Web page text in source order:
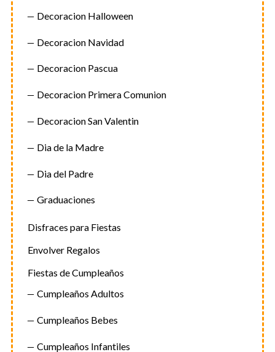
Decoracion Halloween
Decoracion Navidad
Decoracion Pascua
Decoracion Primera Comunion
Decoracion San Valentin
Dia de la Madre
Dia del Padre
Graduaciones
Disfraces para Fiestas
Envolver Regalos
Fiestas de Cumpleaños
Cumpleaños Adultos
Cumpleaños Bebes
Cumpleaños Infantiles